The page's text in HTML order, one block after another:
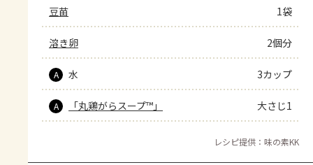
豆苗 1袋
溶き卵 2個分
A 水 3カップ
A 「丸鶏がらスープ™」 大さじ1
レシピ提供：味の素KK